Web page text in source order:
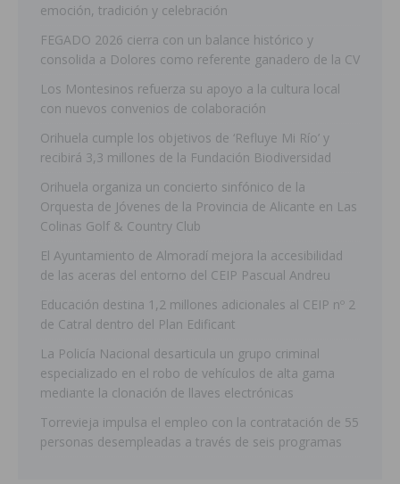
emoción, tradición y celebración
FEGADO 2026 cierra con un balance histórico y
consolida a Dolores como referente ganadero de la CV
Los Montesinos refuerza su apoyo a la cultura local
con nuevos convenios de colaboración
Orihuela cumple los objetivos de ‘Refluye Mi Río’ y
recibirá 3,3 millones de la Fundación Biodiversidad
Orihuela organiza un concierto sinfónico de la
Orquesta de Jóvenes de la Provincia de Alicante en Las
Colinas Golf & Country Club
El Ayuntamiento de Almoradí mejora la accesibilidad
de las aceras del entorno del CEIP Pascual Andreu
Educación destina 1,2 millones adicionales al CEIP nº 2
de Catral dentro del Plan Edificant
La Policía Nacional desarticula un grupo criminal
especializado en el robo de vehículos de alta gama
mediante la clonación de llaves electrónicas
Torrevieja impulsa el empleo con la contratación de 55
personas desempleadas a través de seis programas